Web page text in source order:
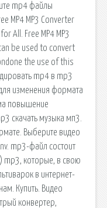
mp4 файлы
MP4 MP3 Converter
All. Free MP4 MP3
be used to convert
the use of this
mp4 в mp3
изменения формата
повышение
скачать музыка мп3.
Выберите видео
mp3-файл состоит
mp3, которые, в свою
в интернет-
Купить. Видео
конвертер,